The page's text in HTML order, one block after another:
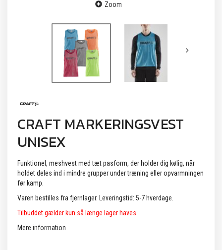
Zoom
CRAFT MARKERINGSVEST
UNISEX
Funktionel, meshvest med tæt pasform, der holder dig kølig, når
holdet deles ind i mindre grupper under træning eller opvarmningen
før kamp.
Varen bestilles fra fjernlager. Leveringstid: 5-7 hverdage.
Tilbuddet gælder kun så længe lager haves.
Mere information